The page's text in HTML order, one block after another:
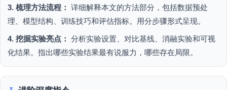
3. 梳理方法流程： 详细解释本文的方法部分，包括数据预处
理、模型结构、训练技巧和评估指标。用分步骤形式呈现。
4. 挖掘实验亮点： 分析实验设置、对比基线、消融实验和可视
化结果。指出哪些实验结果最有说服力，哪些存在局限。